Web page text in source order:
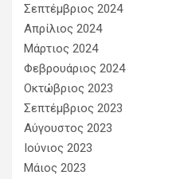
Σεπτέμβριος 2024
Απρίλιος 2024
Μάρτιος 2024
Φεβρουάριος 2024
Οκτώβριος 2023
Σεπτέμβριος 2023
Αύγουστος 2023
Ιούνιος 2023
Μάιος 2023